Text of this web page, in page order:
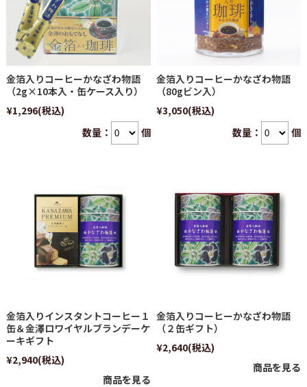
金箔入りコーヒーかなざわ物語
（2g×10本入・缶ケース入り）
¥1,296(税込)
数量：
個
金箔入りコーヒーかなざわ物語
（80gビン入）
¥3,050(税込)
数量：
個
金箔入りインスタントコーヒー１
缶＆金澤ロワイヤルブランデーケ
ーキギフト
¥2,940(税込)
商品を見る
金箔入りコーヒーかなざわ物語
（２缶ギフト）
¥2,640(税込)
商品を見る